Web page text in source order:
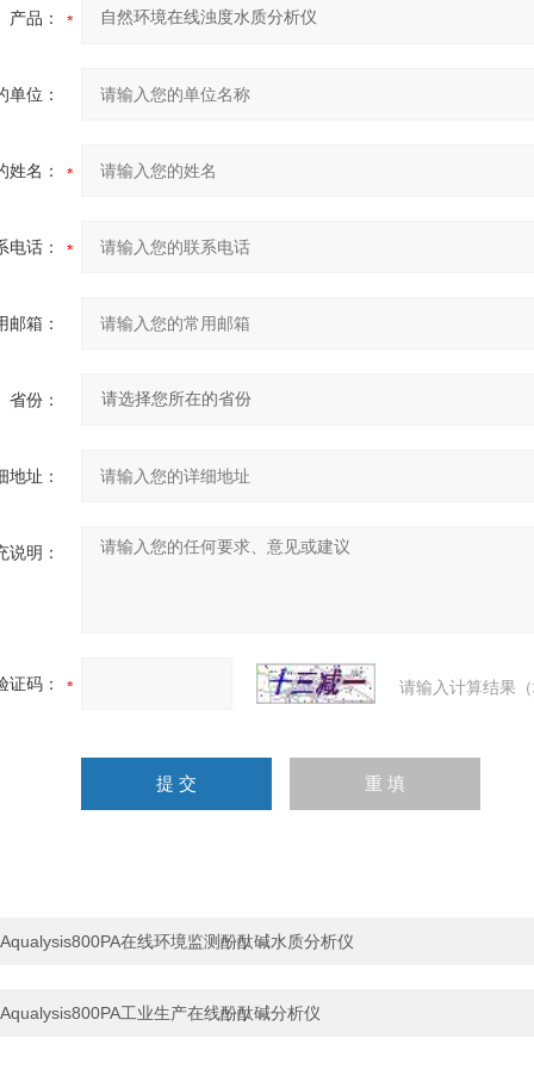
产品：
单位：
姓名：
电话：
邮箱：
省份：
地址：
说明：
证码： 请输入计算结果
Aqualysis800PA在线环境监测酚酞碱水质分析仪
Aqualysis800PA工业生产在线酚酞碱分析仪